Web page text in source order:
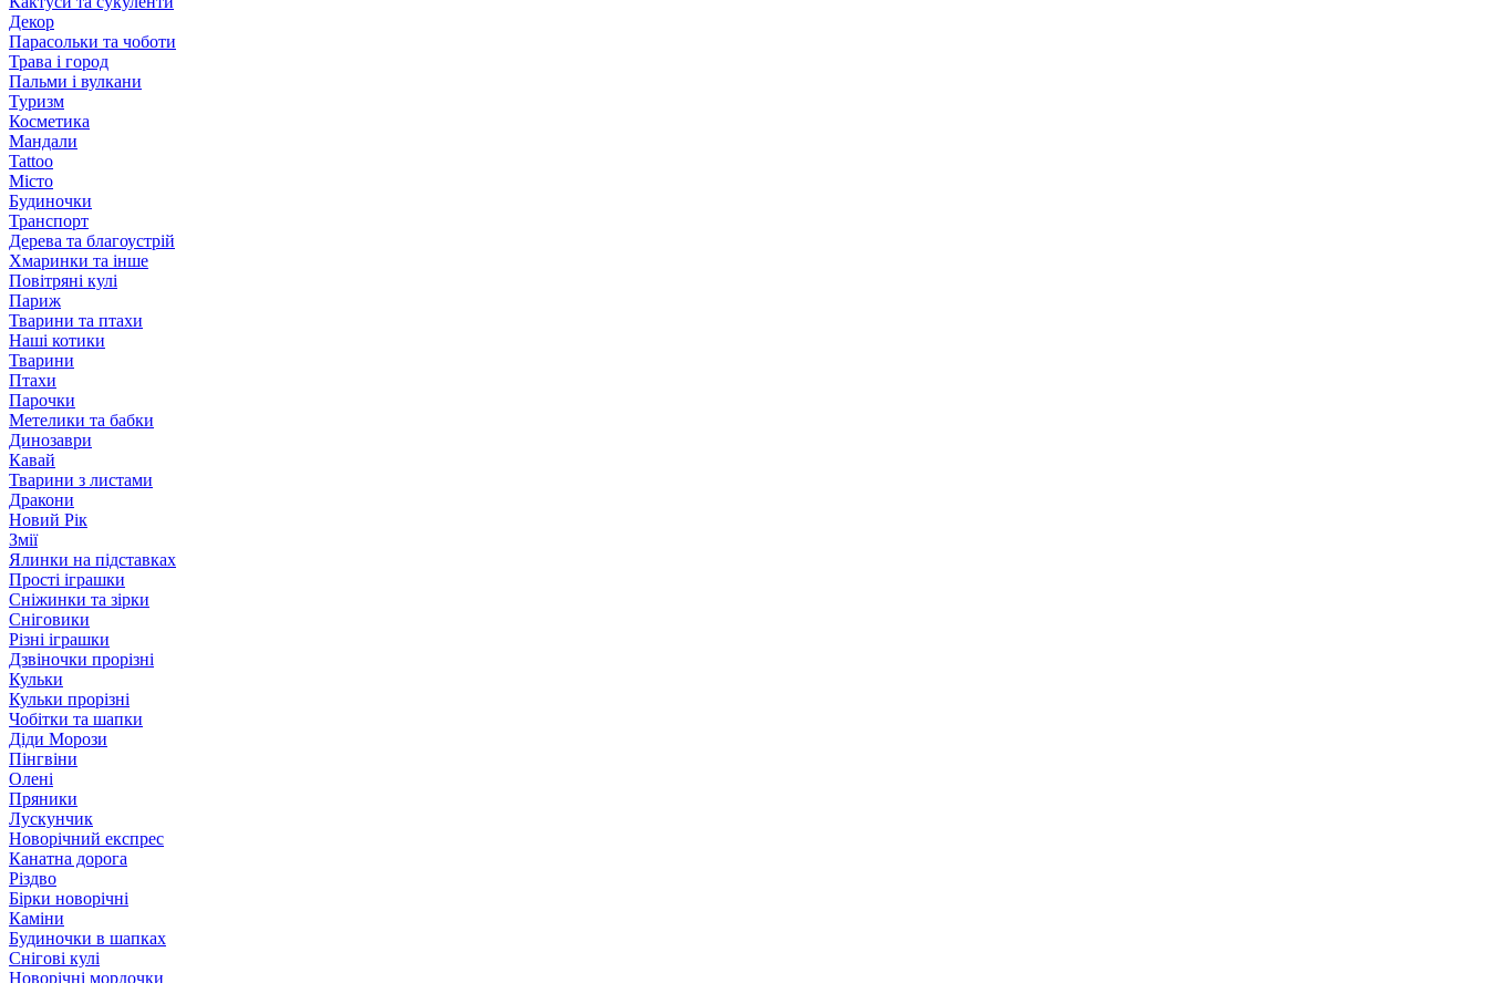
Декор
Парасольки та чоботи
Трава і город
Пальми і вулкани
Туризм
Косметика
Мандали
Tattoo
Місто
Будиночки
Транспорт
Дерева та благоустрій
Хмаринки та інше
Повітряні кулі
Париж
Тварини та птахи
Наші котики
Тварини
Птахи
Парочки
Метелики та бабки
Динозаври
Кавай
Тварини з листами
Дракони
Новий Рік
Змії
Ялинки на підставках
Прості іграшки
Сніжинки та зірки
Сніговики
Різні іграшки
Дзвіночки прорізні
Кульки
Кульки прорізні
Чобітки та шапки
Діди Морози
Пінгвіни
Олені
Пряники
Лускунчик
Новорічний експрес
Канатна дорога
Різдво
Бірки новорічні
Каміни
Будиночки в шапках
Снігові кулі
Новорічні мордочки